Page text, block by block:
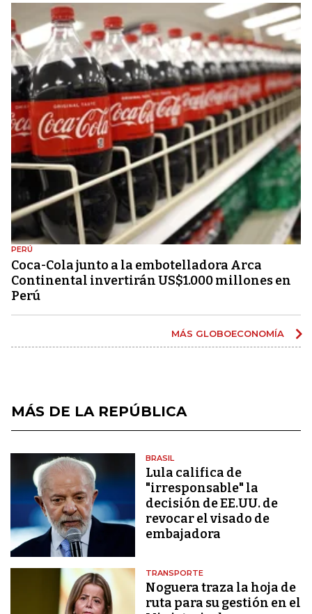
PERÚ
Coca-Cola junto a la embotelladora Arca
Continental invertirán US$1.000 millones en
Perú
MÁS GLOBOECONOMÍA
MÁS DE LA REPÚBLICA
BRASIL
Lula califica de
"irresponsable" la
decisión de EE.UU. de
revocar el visado de
embajadora
TRANSPORTE
Noguera traza la hoja de
ruta para su gestión en el